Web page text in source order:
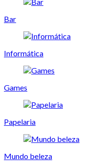
Bar
Informática
Games
Papelaria
Mundo beleza